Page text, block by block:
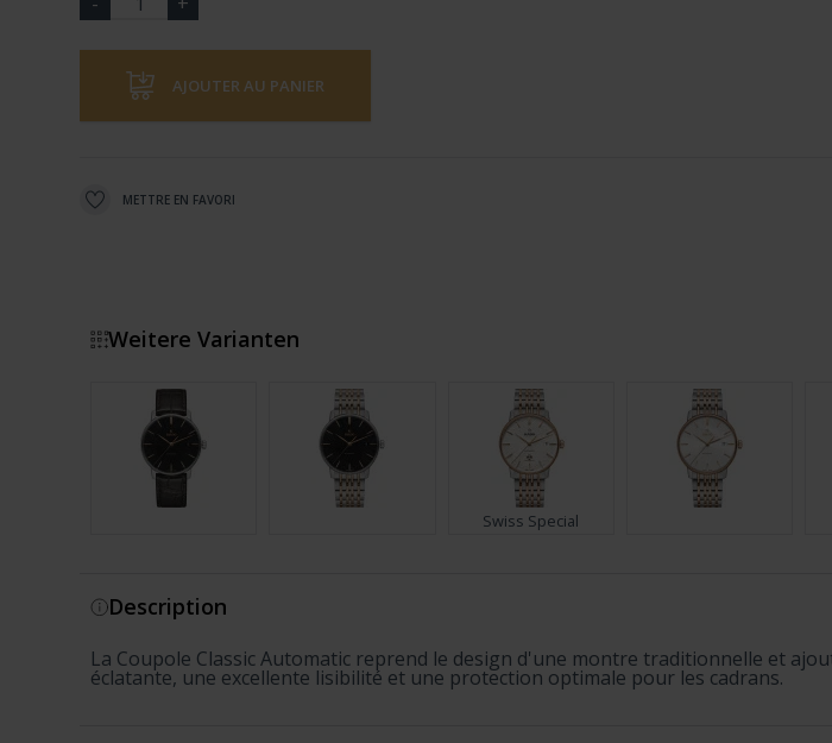
AJOUTER AU PANIER
METTRE EN FAVORI
Weitere Varianten
Swiss Special
Description
La Coupole Classic Automatic reprend le design d'une montre traditionnelle et
éclatante, une excellente lisibilité et une protection optimale pour les cadrans.